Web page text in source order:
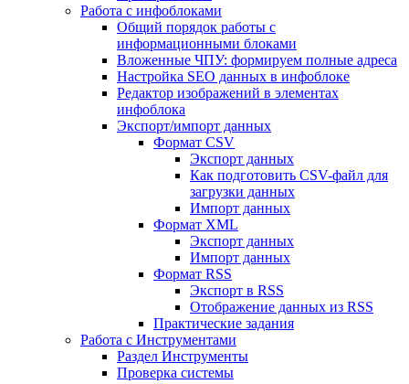
Работа с инфоблоками
Общий порядок работы с
информационными блоками
Вложенные ЧПУ: формируем полные адреса
Настройка SEO данных в инфоблоке
Редактор изображений в элементах
инфоблока
Экспорт/импорт данных
Формат CSV
Экспорт данных
Как подготовить CSV-файл для
загрузки данных
Импорт данных
Формат XML
Экспорт данных
Импорт данных
Формат RSS
Экспорт в RSS
Отображение данных из RSS
Практические задания
Работа с Инструментами
Раздел Инструменты
Проверка системы